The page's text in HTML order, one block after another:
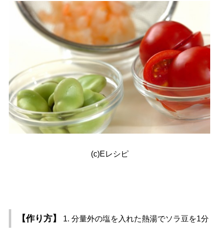
(c)Eレシピ
【作り方】 1. 分量外の塩を入れた熱湯でソラ豆を1分